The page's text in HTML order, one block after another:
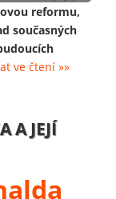
reformu,
současných
ve čtení »»
A JEJÍ